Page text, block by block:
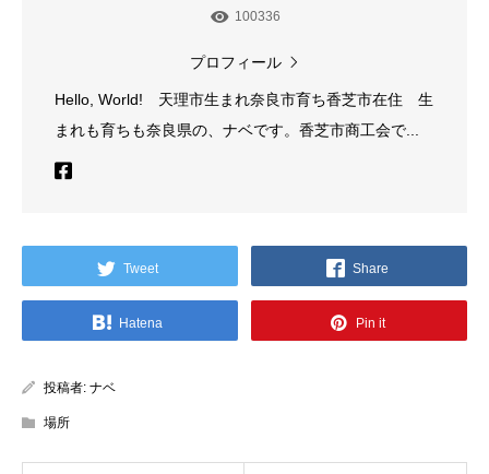
100336
プロフィール
Hello, World! 天理市生まれ奈良市育ち香芝市在住 生
まれも育ちも奈良県の、ナベです。香芝市商工会で...
Tweet Share
Hatena Pin it
投稿者: ナベ
場所